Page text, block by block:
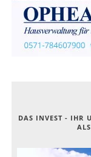
DAS INVEST - IHR